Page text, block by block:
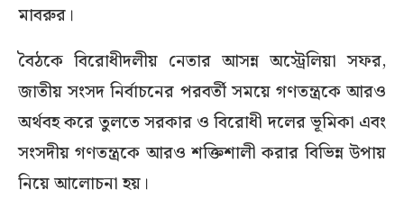
মাবরুর।
বৈঠকে বিরোধীদলীয় নেতার আসন্ন অস্ট্রেলিয়া সফর,
জাতীয় সংসদ নির্বাচনের পরবর্তী সময়ে গণতন্ত্রকে আরও
অর্থবহ করে তুলতে সরকার ও বিরোধী দলের ভূমিকা এবং
সংসদীয় গণতন্ত্রকে আরও শক্তিশালী করার বিভিন্ন উপায়
নিয়ে আলোচনা হয়।